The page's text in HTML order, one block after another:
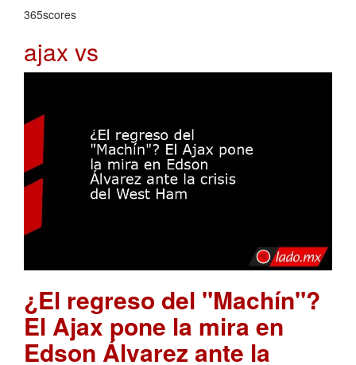
365scores
ajax vs
¿El regreso del "Machín"?
El Ajax pone la mira en
Edson Álvarez ante la